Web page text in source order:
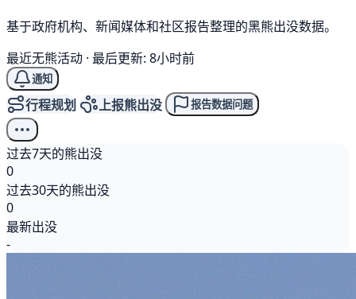
基于政府机构、新闻媒体和社区报告整理的黑熊出没数据。
最近无熊活动 · 最后更新: 8小时前
通知
行程规划 上报熊出没 报告数据问题
过去7天的熊出没
0
过去30天的熊出没
0
最新出没
-